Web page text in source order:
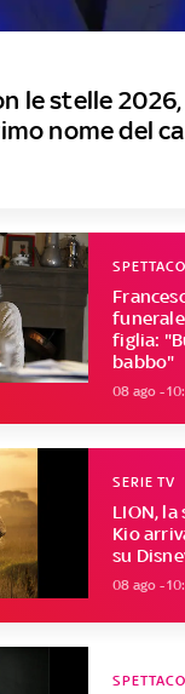
le stelle
nome del
funerale
figlia:
babbo"
08 ago -
LION, la
Kio
su
SERIE TV
08 ago -